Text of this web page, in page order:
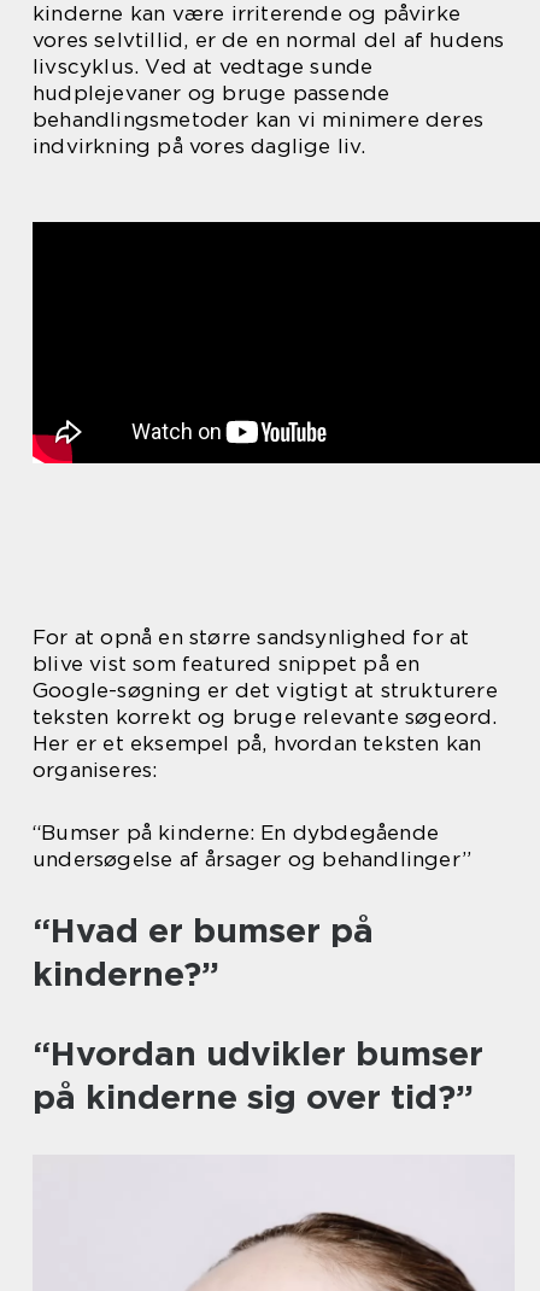
kinderne kan være irriterende og påvirke
vores selvtillid, er de en normal del af hudens
livscyklus. Ved at vedtage sunde
hudplejevaner og bruge passende
behandlingsmetoder kan vi minimere deres
indvirkning på vores daglige liv.
For at opnå en større sandsynlighed for at
blive vist som featured snippet på en
Google-søgning er det vigtigt at strukturere
teksten korrekt og bruge relevante søgeord.
Her er et eksempel på, hvordan teksten kan
organiseres:
“Bumser på kinderne: En dybdegående
undersøgelse af årsager og behandlinger”
“Hvad er bumser på
kinderne?”
“Hvordan udvikler bumser
på kinderne sig over tid?”